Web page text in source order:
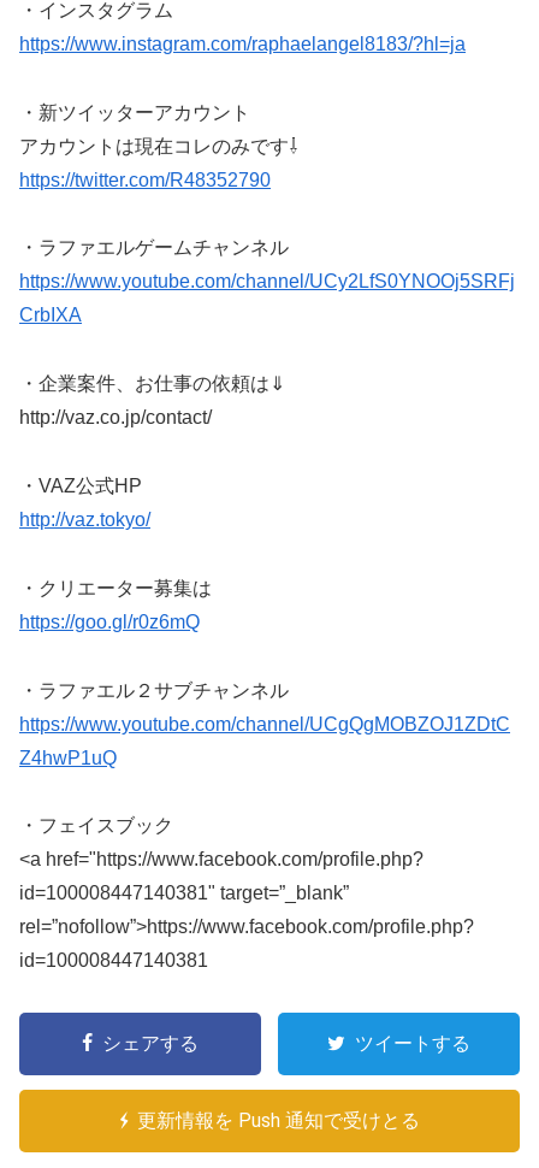
・インスタグラム
https://www.instagram.com/raphaelangel8183/?hl=ja
・新ツイッターアカウント
アカウントは現在コレのみです⇩
https://twitter.com/R48352790
・ラファエルゲームチャンネル
https://www.youtube.com/channel/UCy2LfS0YNOOj5SRFj
CrbIXA
・企業案件、お仕事の依頼は️⇓
http://vaz.co.jp/contact/
・VAZ公式HP
http://vaz.tokyo/
・クリエーター募集は️
https://goo.gl/r0z6mQ
・ラファエル２サブチャンネル
https://www.youtube.com/channel/UCgQgMOBZOJ1ZDtC
Z4hwP1uQ
・フェイスブック
<a href="https://www.facebook.com/profile.php?
id=100008447140381" target=”_blank”
rel=”nofollow”>https://www.facebook.com/profile.php?
id=100008447140381
シェアする ツイートする
更新情報を Push 通知で受けとる